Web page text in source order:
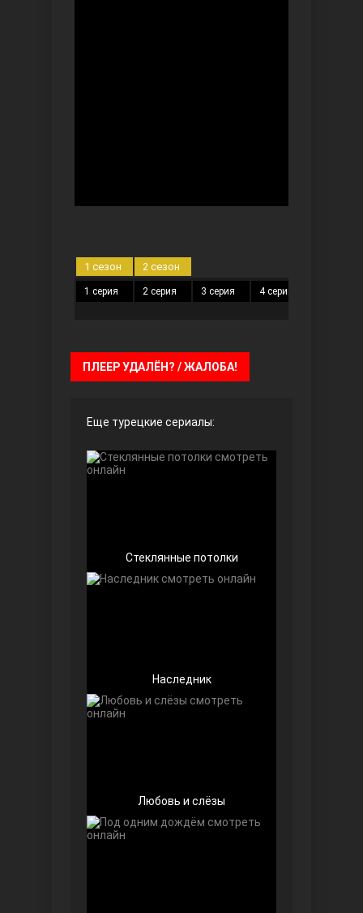
Дочь посла
1 сезон 2 сезон
1 серия 2 серия 3 серия 4 серия
ПЛЕЕР УДАЛЁН? / ЖАЛОБА!
Еще турецкие сериалы:
Стеклянные потолки
Наследник
Любовь и слёзы